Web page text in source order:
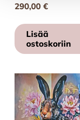
290,00 €
Lisää
ostoskoriin